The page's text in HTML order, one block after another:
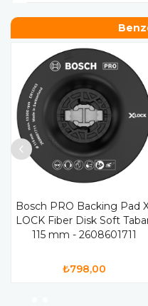
Bosch PRO Backing Pad
LOCK Fiber Disk Soft
115 mm - 2608601711
₺798,00